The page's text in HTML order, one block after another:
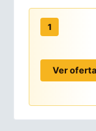
1
Ver